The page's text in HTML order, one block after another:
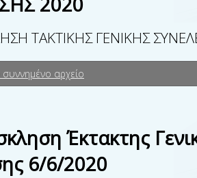
ΤΑΚΤΙΚΗΣ ΓΕΝΙΚΗΣ
αρχείο
Έκτακτης
6/6/2020